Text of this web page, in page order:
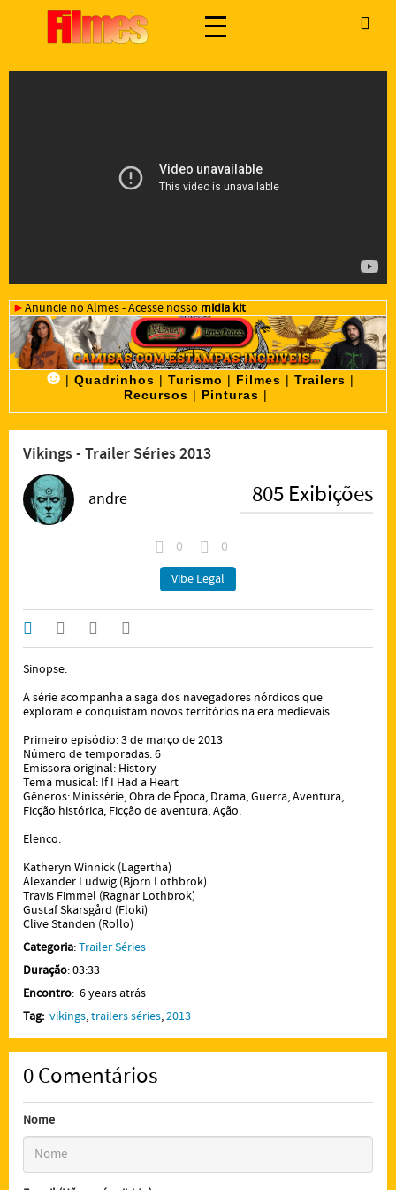
►Anuncie no Almes - Acesse nosso midia kit
☻| Quadrinhos | Turismo | Filmes | Trailers |
Recursos | Pinturas |
Vikings - Trailer Séries 2013
andre 805 Exibições
0 0
Vibe Legal
Sinopse:
A série acompanha a saga dos navegadores nórdicos que
exploram e conquistam novos territórios na era medievais.
Primeiro episódio: 3 de março de 2013
Número de temporadas: 6
Emissora original: History
Tema musical: If I Had a Heart
Gêneros: Minissérie, Obra de Época, Drama, Guerra, Aventura,
Ficção histórica, Ficção de aventura, Ação.
Elenco:
Katheryn Winnick (Lagertha)
Alexander Ludwig (Bjorn Lothbrok)
Travis Fimmel (Ragnar Lothbrok)
Gustaf Skarsgård (Floki)
Clive Standen (Rollo)
Categoria:Trailer Séries
Duração: 03:33
Encontro: 6 years atrás
Tag: vikings,trailers séries,2013
0Comentários
Nome